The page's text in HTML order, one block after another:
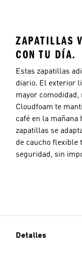
ZAPATILLAS
CON TU DÍA.
Estas zapatillas
diario. El exterior
mayor
Cloudfoam te
café en la mañana
zapatillas se
de caucho flexible
seguridad, sin
Detalles